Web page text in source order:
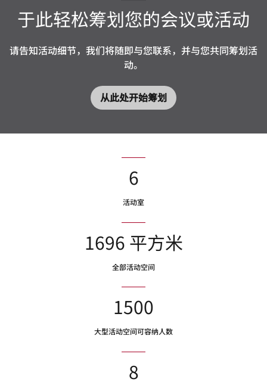
于此轻松筹划您的会议或活动
请告知活动细节，我们将随即与您联系，并与您共同筹划活
动。
从此处开始筹划
6
活动室
1696 平方米
全部活动空间
1500
大型活动空间可容纳人数
8